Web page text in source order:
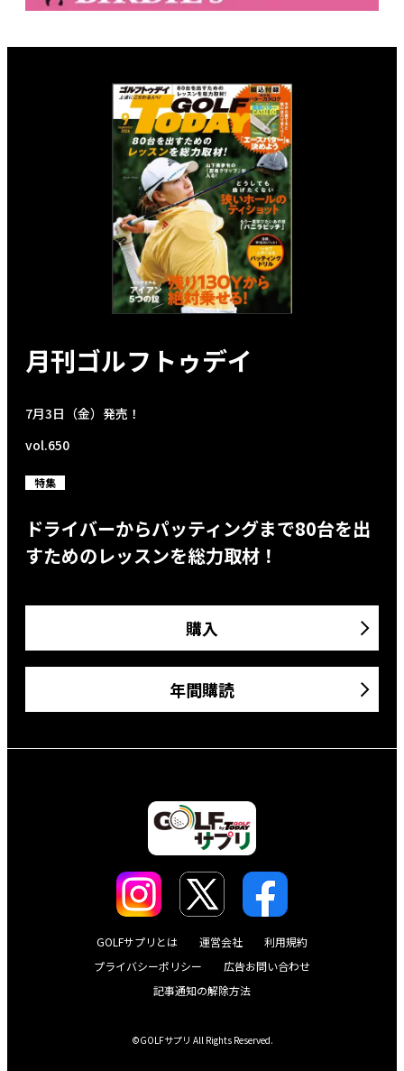
月刊ゴルフトゥデイ
7月3日（金）発売！
vol.650
特集
ドライバーからパッティングまで80台を出
すためのレッスンを総力取材！
購入
年間購読
GOLFサプリとは 運営会社
利用規約
プライバシーポリシー
広告お問い合わせ
記事通知の解除方法
©GOLFサプリ All Rights Reserved.